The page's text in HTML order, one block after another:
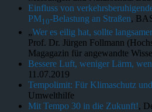
Einfluss von
PM10-Belastung an Straßen,
„Wer es eilig hat, sollte
Prof. Dr. Jürgen Follmann
Magagazin für angewandte
Bessere Luft, weniger Lärm,
11.07.2019
Tempolimit: Für Klimaschutz
Umwelthilfe
Mit Tempo 30 in die Zukunft!,